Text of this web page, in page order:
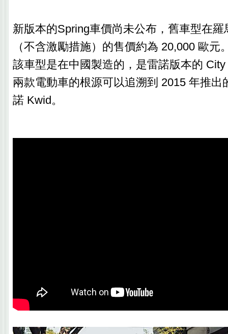
新版本的Spring車價尚未公布，舊車型在
（不含激勵措施）的售價約為 20,000 歐元
該車型是在中國製造的，是雷諾版本的
兩款電動車的根源可以追溯到 2015 年推出
諾 Kwid。